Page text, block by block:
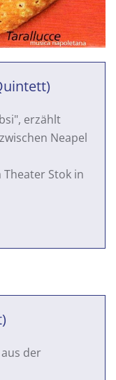
erzählt
Neapel
Theater Stok in
der